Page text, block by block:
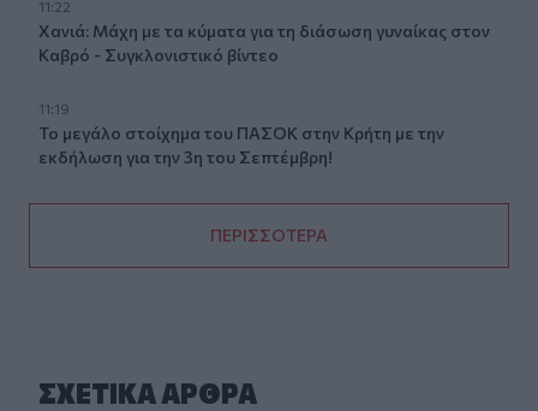
11:22
Χανιά: Μάχη με τα κύματα για τη διάσωση γυναίκας στον
Καβρό - Συγκλονιστικό βίντεο
11:19
Το μεγάλο στοίχημα του ΠΑΣΟΚ στην Κρήτη με την
εκδήλωση για την 3η του Σεπτέμβρη!
ΠΕΡΙΣΣΟΤΕΡΑ
ΣΧΕΤΙΚA AΡΘΡΑ